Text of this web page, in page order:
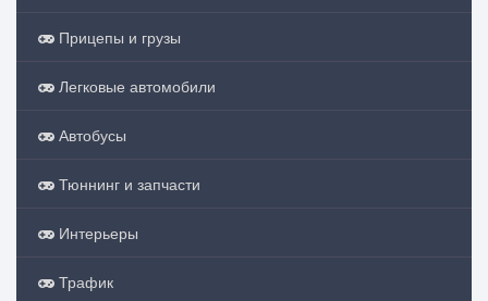
Прицепы и грузы
Легковые автомобили
Автобусы
Тюннинг и запчасти
Интерьеры
Трафик